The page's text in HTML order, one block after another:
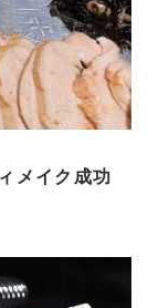
メイク成功